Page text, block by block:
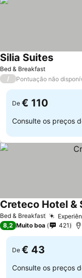
Bed & Breakfast
Silia SuitesVer
/ Pontuação não
De € 110
Consulte os preços
Bed & Breakfast
Creteco Hotel &
8,2 Muito boa 421
De € 43
Consulte os preços